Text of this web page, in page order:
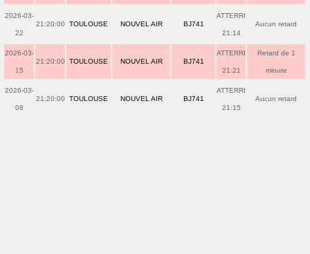
2026-03-
22
21:20:00 TOULOUSE NOUVEL AIR BJ741
ATTERRI
21:14
Aucun retard
2026-03-
15
21:20:00 TOULOUSE NOUVEL AIR BJ741
ATTERRI
21:21
Retard de 1
minute
2026-03-
08
21:20:00 TOULOUSE NOUVEL AIR BJ741
ATTERRI
21:15
Aucun retard